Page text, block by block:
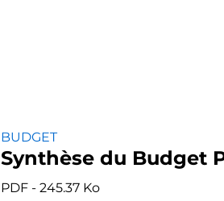
BUDGET
Synthèse du Budget
PDF - 245.37 Ko